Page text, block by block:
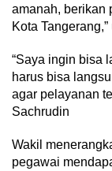
amanah, berikan
Kota
“Saya ingin bisa
harus bisa
agar pelayanan
Sachrudin
Wakil
pegawai